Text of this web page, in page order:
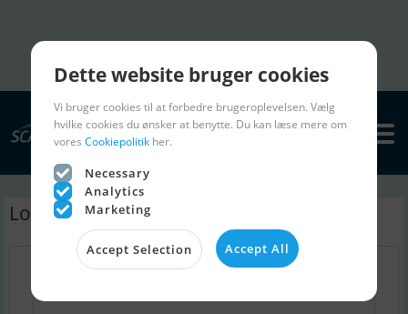
Log ind - Min Scanboat
Dette website bruger cookies
Vi bruger cookies til at forbedre brugeroplevelsen. Vælg
hvilke cookies du ønsker at benytte. Du kan læse mere om
vores Cookiepolitik her.
Necessary
Analytics
Marketing
Accept Selection Accept All